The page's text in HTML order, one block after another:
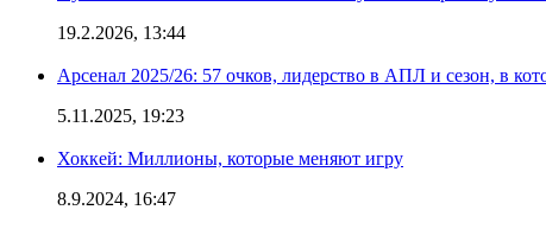
19.2.2026, 13:44
Арсенал 2025/26: 57 очков, лидерство в АПЛ и сезон, в
5.11.2025, 19:23
Хоккей: Миллионы, которые меняют игру
8.9.2024, 16:47